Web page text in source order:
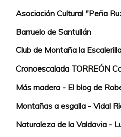
Asociación Cultural "Peña
Barruelo de Santullán
Club de Montaña la
Cronoescalada TORREÓN
Más madera - El blog de
Montañas a esgalla - Vidal
Naturaleza de la Valdavia -